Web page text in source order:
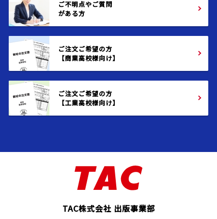
ご不明点やご質問
がある方
ご注文ご希望の方
【商業高校様向け】
ご注文ご希望の方
【工業高校様向け】
TAC株式会社 出版事業部